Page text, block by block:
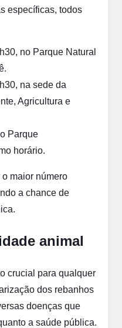
específicas, todos
no Parque Natural
na sede da
Agricultura e
Parque
horário.
maior número
a chance de
animal
crucial para qualquer
dos rebanhos
doenças que
a saúde pública.